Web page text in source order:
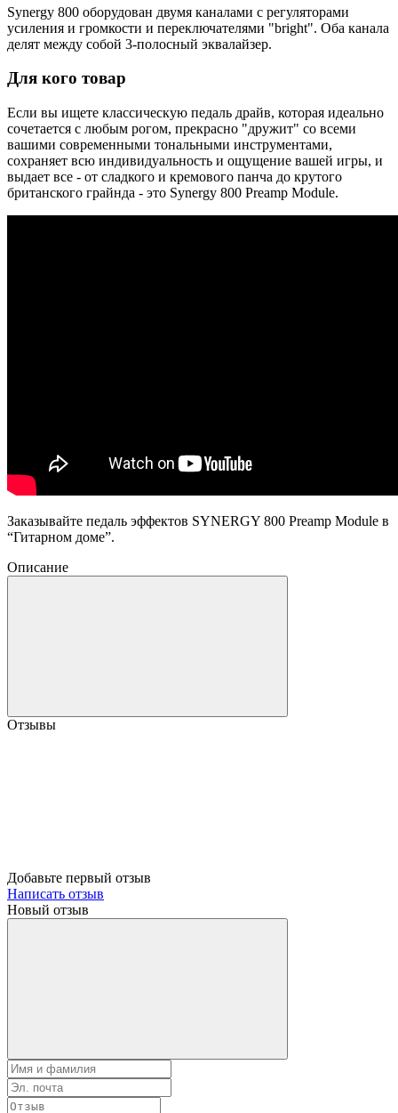
Synergy 800 оборудован двумя каналами с регуляторами
усиления и громкости и переключателями "bright". Оба канала
делят между собой 3-полосный эквалайзер.
Для кого товар
Если вы ищете классическую педаль драйв, которая идеально
сочетается с любым рогом, прекрасно "дружит" со всеми
вашими современными тональными инструментами,
сохраняет всю индивидуальность и ощущение вашей игры, и
выдает все - от сладкого и кремового панча до крутого
британского грайнда - это Synergy 800 Preamp Module.
Заказывайте педаль эффектов SYNERGY 800 Preamp Module в
“Гитарном доме”.
Описание
Отзывы
Добавьте первый отзыв
Написать отзыв
Новый отзыв